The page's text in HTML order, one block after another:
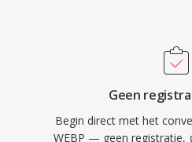
Geen
Begin direct met het
WEBP — geen registratie,